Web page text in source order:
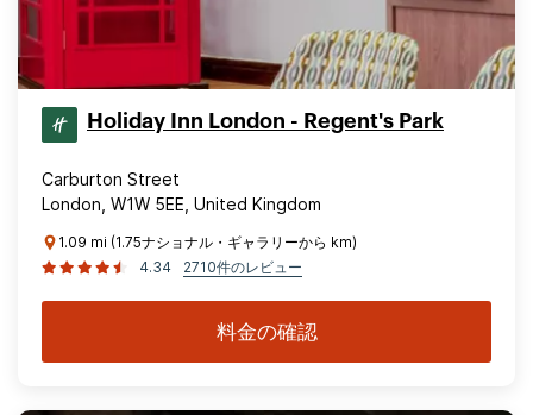
Holiday Inn London - Regent's Park
Carburton Street
London, W1W 5EE, United Kingdom
1.09 mi (1.75ナショナル・ギャラリーから km)
4.34
2710件のレビュー
料金の確認